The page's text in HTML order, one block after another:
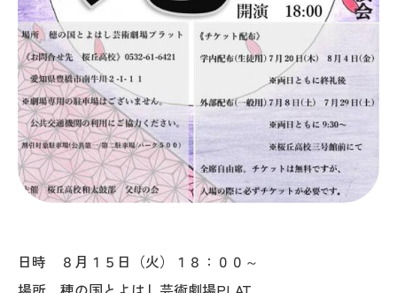
日時 ８月１５日（火）１８：００～